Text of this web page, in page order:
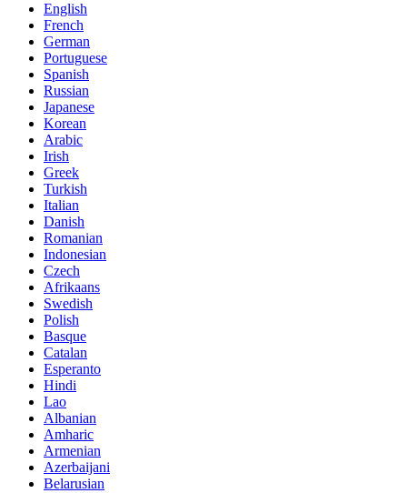
English
French
German
Portuguese
Spanish
Russian
Japanese
Korean
Arabic
Irish
Greek
Turkish
Italian
Danish
Romanian
Indonesian
Czech
Afrikaans
Swedish
Polish
Basque
Catalan
Esperanto
Hindi
Lao
Albanian
Amharic
Armenian
Azerbaijani
Belarusian